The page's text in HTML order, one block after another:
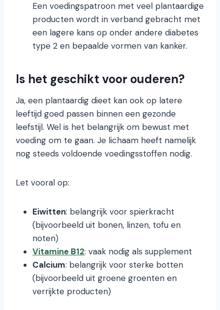
Een voedingspatroon met veel plantaardige
producten wordt in verband gebracht met
een lagere kans op onder andere diabetes
type 2 en bepaalde vormen van kanker.
Is het geschikt voor ouderen?
Ja, een plantaardig dieet kan ook op latere
leeftijd goed passen binnen een gezonde
leefstijl. Wel is het belangrijk om bewust met
voeding om te gaan. Je lichaam heeft namelijk
nog steeds voldoende voedingsstoffen nodig.
Let vooral op:
Eiwitten: belangrijk voor spierkracht
(bijvoorbeeld uit bonen, linzen, tofu en
noten)
Vitamine B12: vaak nodig als supplement
Calcium: belangrijk voor sterke botten
(bijvoorbeeld uit groene groenten en
verrijkte producten)